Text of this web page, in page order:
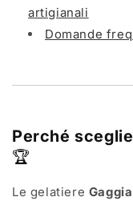
artigianali
Domande
Perché
🏆
Le gelatiere